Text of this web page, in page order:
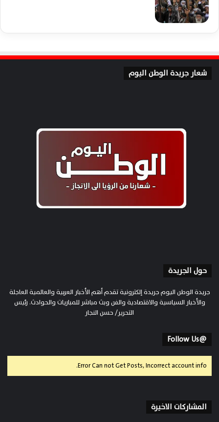
شعار جريدة الوطن اليوم
حول الجريدة
جريدة الوطن اليوم جريدة إلكترونية تقدم أهم الأخبار العربية والعالمية العاجلة
والأخبار السياسية والاقتصادية والفن وبث مباشر للمباريات والحوادث. رئيس
التحرير/ حسن النجار
@Follow Us
Error Can not Get Posts, Incorrect account info.
المشاركات الاخيرة